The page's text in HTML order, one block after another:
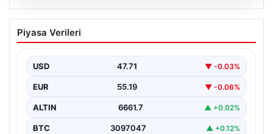
08.08.2026
Salah Göztepe maçında oynayacak mı?
Salah Göztepe maçında neden yok?
Piyasa Verileri
USD 47.71 ▼ -0.03%
EUR 55.19 ▼ -0.06%
ALTIN 6661.7 ▲ +0.02%
BTC 3097047 ▲ +0.12%